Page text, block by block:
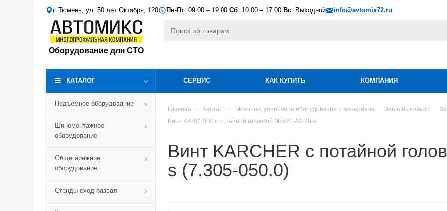
г. Тюмень, ул. 50 лет Октября, 120 Пн-Пт: 09:00 – 19:00 Сб: 10:00 – 17:00 Вс: Выходной info@avtomix72.ru
Оборудование для СТО
КАТАЛОГ СЕРВИС КАК КУПИТЬ КОМПАНИЯ
Подъемное оборудование
Шиномонтажное
оборудование
Общегаражное
оборудование
Стенды сход-развал
Главная - Каталог - Моечное, уборочное оборудование и материалы Запасные части
Винт KARCHER с потайной головкой M5x20-A2-70-s
Винт KARCHER с потайной
s (7.305-050.0)